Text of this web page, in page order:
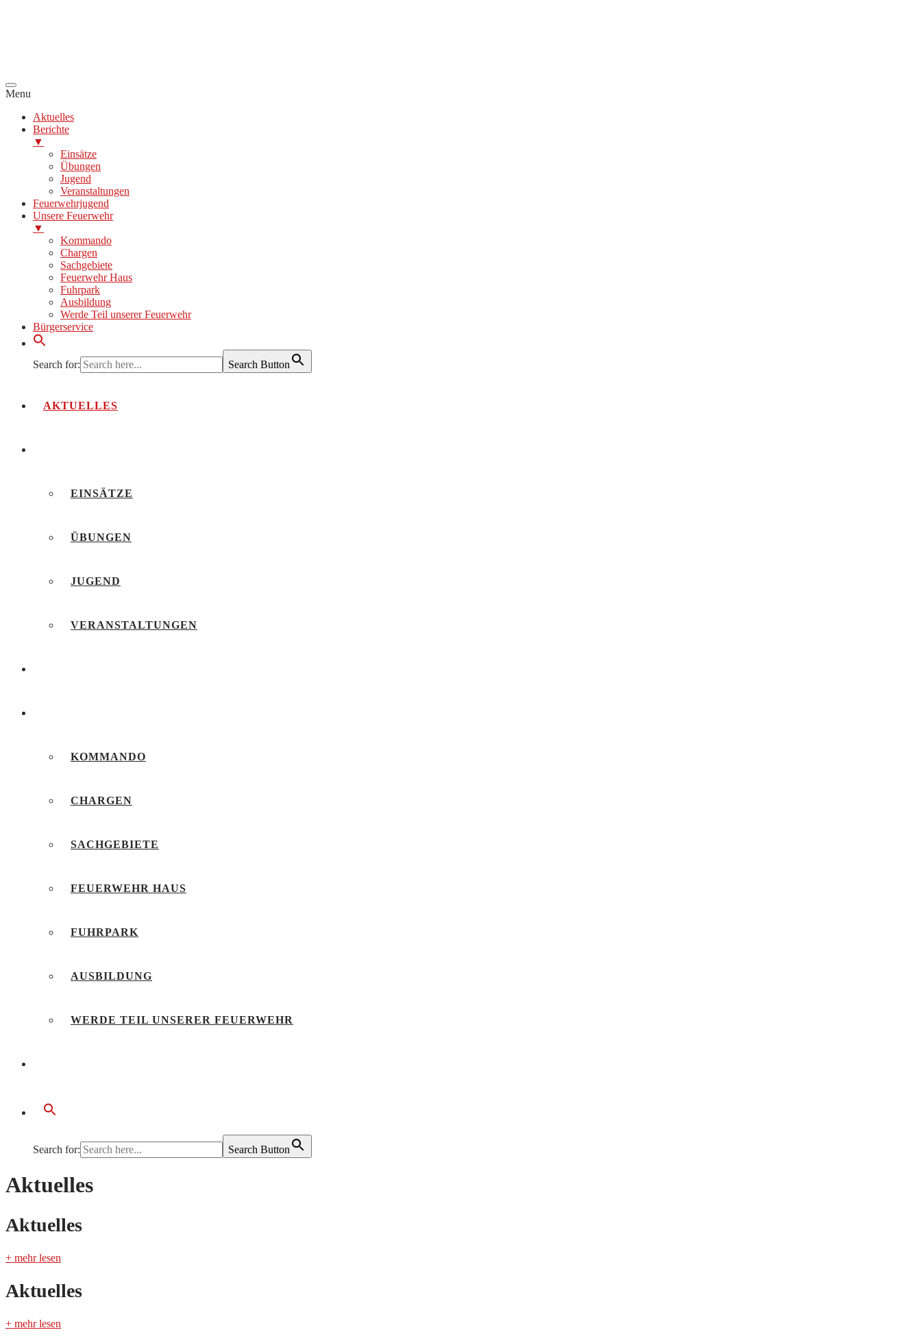
Menu
Aktuelles
Berichte
▼
Einsätze
Übungen
Jugend
Veranstaltungen
Feuerwehrjugend
Unsere Feuerwehr
▼
Kommando
Chargen
Sachgebiete
Feuerwehr Haus
Fuhrpark
Ausbildung
Werde Teil unserer Feuerwehr
Bürgerservice
Search for: Search Button
AKTUELLES
EINSÄTZE
ÜBUNGEN
JUGEND
VERANSTALTUNGEN
KOMMANDO
CHARGEN
SACHGEBIETE
FEUERWEHR HAUS
FUHRPARK
AUSBILDUNG
WERDE TEIL UNSERER FEUERWEHR
Search for: Search Button
Aktuelles
Aktuelles
+ mehr lesen
Aktuelles
+ mehr lesen